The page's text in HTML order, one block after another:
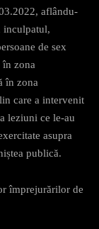
aflându-
inculpatul,
de sex
zona
în zona
care a intervenit
leziuni ce le-au
asupra
publică.
împrejurărilor de